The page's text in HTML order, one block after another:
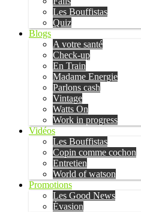
Les Bouffistas
Quiz
Blogs
A votre santé
Check-up
En Train
Madame Energie
Parlons cash
Vintage
Watts On
Work in progress
Vidéos
Les Bouffistas
Copin comme cochon
Entretien
World of watson
Promotions
Les Good News
Évasion